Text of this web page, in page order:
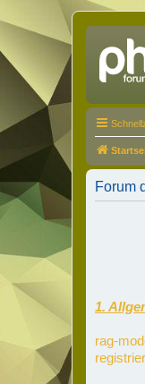
Forum
1.
rag-